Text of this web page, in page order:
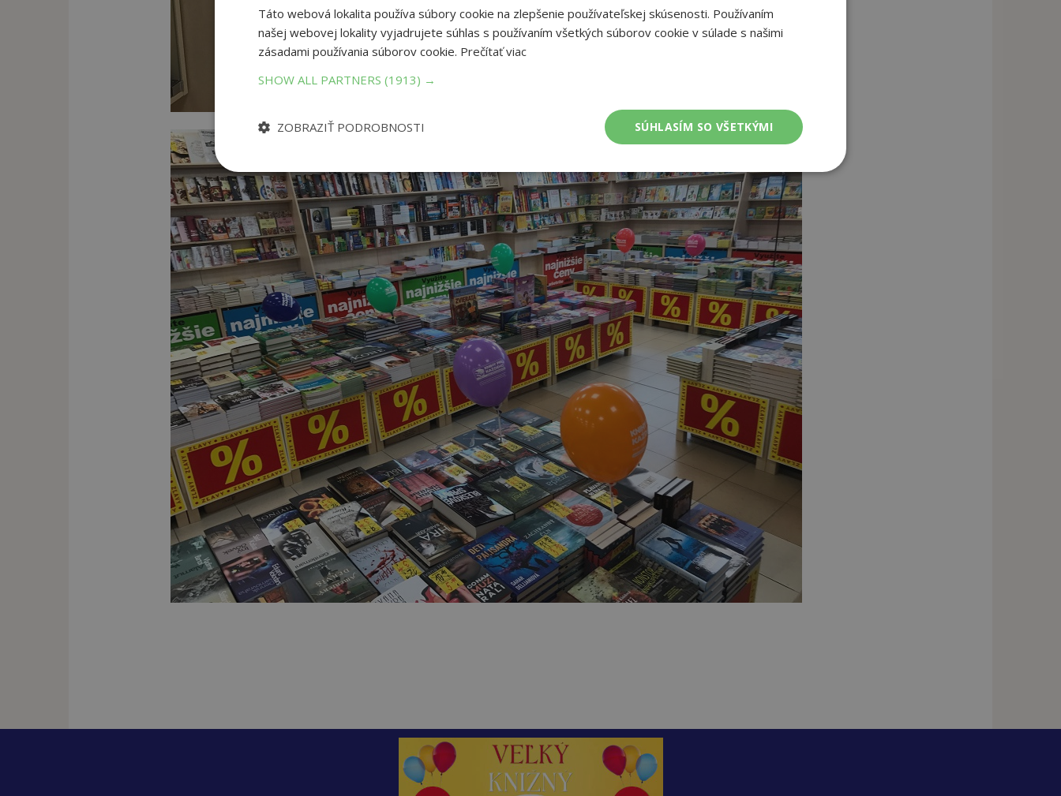
Táto webová lokalita používa súbory cookie na zlepšenie používateľskej skúsenosti. Používaním
našej webovej lokality vyjadrujete súhlas s používaním všetkých súborov cookie v súlade s našimi
zásadami používania súborov cookie. Prečítať viac
SHOW ALL PARTNERS (1913) →
SÚHLASÍM SO VŠETKÝMI
ZOBRAZIŤ PODROBNOSTI